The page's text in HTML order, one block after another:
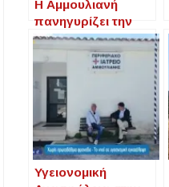
Η Αμμουλιανή
πανηγυρίζει την
Παναγία Στυλαρινή
Υγειονομική